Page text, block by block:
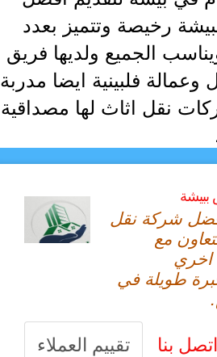
رخيصة وتتميز بعدد
الجميع ولديها فريق
فلبينية ايضا مدربة
نقل اثاث لها مصداقية
شركة نقل
مع
طويلة في
تقييم العملاء
بنا